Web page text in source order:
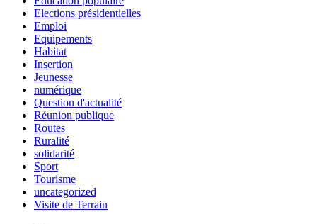
Elections présidentielles
Emploi
Equipements
Habitat
Insertion
Jeunesse
numérique
Question d'actualité
Réunion publique
Routes
Ruralité
solidarité
Sport
Tourisme
uncategorized
Visite de Terrain